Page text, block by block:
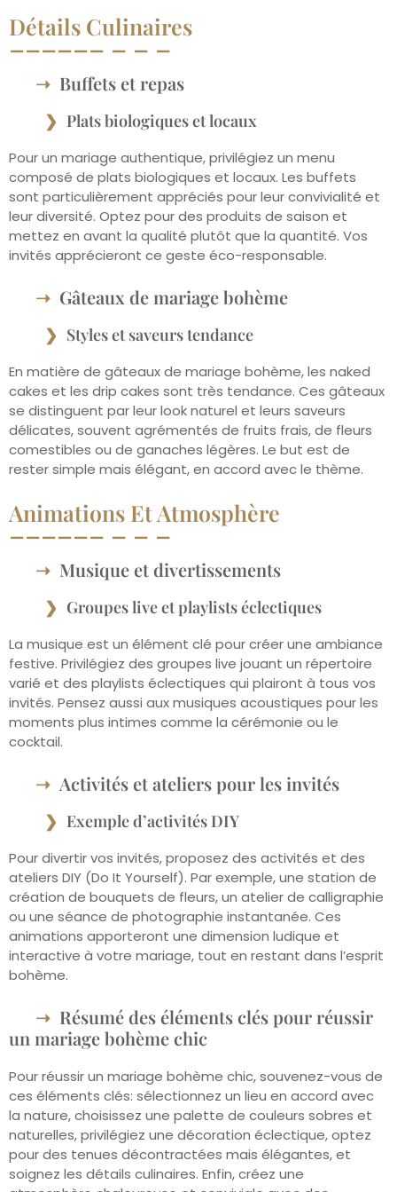
Détails Culinaires
Buffets et repas
Plats biologiques et locaux
Pour un mariage authentique, privilégiez un menu
composé de plats biologiques et locaux. Les buffets
sont particulièrement appréciés pour leur convivialité et
leur diversité. Optez pour des produits de saison et
mettez en avant la qualité plutôt que la quantité. Vos
invités apprécieront ce geste éco-responsable.
Gâteaux de mariage bohème
Styles et saveurs tendance
En matière de gâteaux de mariage bohème, les naked
cakes et les drip cakes sont très tendance. Ces gâteaux
se distinguent par leur look naturel et leurs saveurs
délicates, souvent agrémentés de fruits frais, de fleurs
comestibles ou de ganaches légères. Le but est de
rester simple mais élégant, en accord avec le thème.
Animations Et Atmosphère
Musique et divertissements
Groupes live et playlists éclectiques
La musique est un élément clé pour créer une ambiance
festive. Privilégiez des groupes live jouant un répertoire
varié et des playlists éclectiques qui plairont à tous vos
invités. Pensez aussi aux musiques acoustiques pour les
moments plus intimes comme la cérémonie ou le
cocktail.
Activités et ateliers pour les invités
Exemple d’activités DIY
Pour divertir vos invités, proposez des activités et des
ateliers DIY (Do It Yourself). Par exemple, une station de
création de bouquets de fleurs, un atelier de calligraphie
ou une séance de photographie instantanée. Ces
animations apporteront une dimension ludique et
interactive à votre mariage, tout en restant dans l’esprit
bohème.
Résumé des éléments clés pour réussir
un mariage bohème chic
Pour réussir un mariage bohème chic, souvenez-vous de
ces éléments clés: sélectionnez un lieu en accord avec
la nature, choisissez une palette de couleurs sobres et
naturelles, privilégiez une décoration éclectique, optez
pour des tenues décontractées mais élégantes, et
soignez les détails culinaires. Enfin, créez une